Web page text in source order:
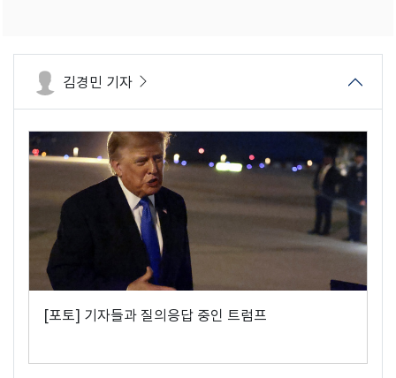
김경민 기자
[포토] 기자들과 질의응답 중인 트럼프